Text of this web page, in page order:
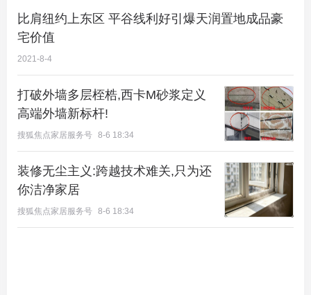
比肩纽约上东区 平谷线利好引爆天润置地成品豪
宅价值
2021-8-4
打破外墙多层桎梏,西卡M砂浆定义
高端外墙新标杆!
搜狐焦点家居服务号 8-6 18:34
装修无尘主义:跨越技术难关,只为还
你洁净家居
搜狐焦点家居服务号 8-6 18:34